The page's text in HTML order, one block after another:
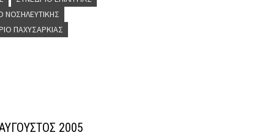
ΝΟΣΗΛΕΥΤΙΚΉΣ
ΠΑΧΥΣΑΡΚΊΑΣ
2005